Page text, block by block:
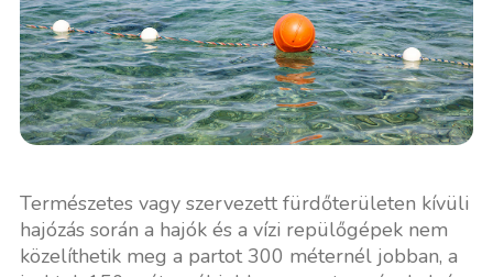
Természetes vagy szervezett fürdőterületen kívüli
hajózás során a hajók és a vízi repülőgépek nem
közelíthetik meg a partot 300 méternél jobban, a